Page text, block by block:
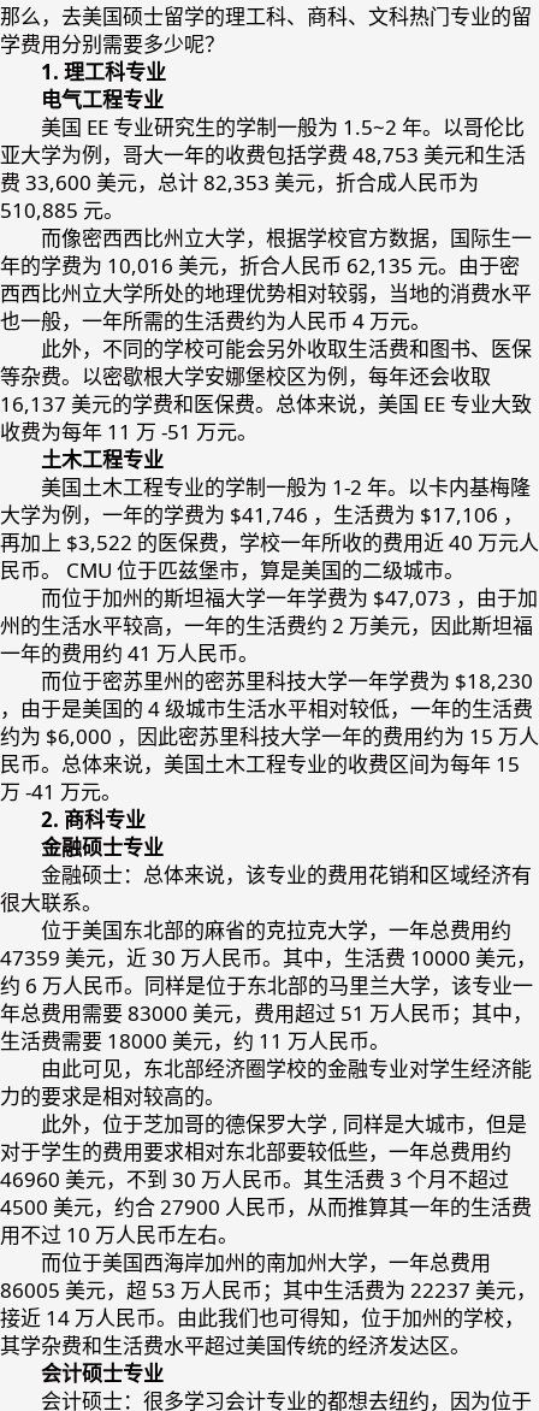
那么，去美国硕士留学的理工科、商科、文科热门专业的留
学费用分别需要多少呢？
1. 理工科专业
电气工程专业
美国 EE 专业研究生的学制一般为 1.5~2 年。以哥伦比
亚大学为例，哥大一年的收费包括学费 48,753 美元和生活
费 33,600 美元，总计 82,353 美元，折合成人民币为
510,885 元。
而像密西西比州立大学，根据学校官方数据，国际生一
年的学费为 10,016 美元，折合人民币 62,135 元。由于密
西西比州立大学所处的地理优势相对较弱，当地的消费水平
也一般，一年所需的生活费约为人民币 4 万元。
此外，不同的学校可能会另外收取生活费和图书、医保
等杂费。以密歇根大学安娜堡校区为例，每年还会收取
16,137 美元的学费和医保费。总体来说，美国 EE 专业大致
收费为每年 11 万 -51 万元。
土木工程专业
美国土木工程专业的学制一般为 1-2 年。以卡内基梅隆
大学为例，一年的学费为 $41,746 ，生活费为 $17,106 ，
再加上 $3,522 的医保费，学校一年所收的费用近 40 万元人
民币。 CMU 位于匹兹堡市，算是美国的二级城市。
而位于加州的斯坦福大学一年学费为 $47,073 ，由于加
州的生活水平较高，一年的生活费约 2 万美元，因此斯坦福
一年的费用约 41 万人民币。
而位于密苏里州的密苏里科技大学一年学费为 $18,230
，由于是美国的 4 级城市生活水平相对较低，一年的生活费
约为 $6,000 ，因此密苏里科技大学一年的费用约为 15 万人
民币。总体来说，美国土木工程专业的收费区间为每年 15
万 -41 万元。
2. 商科专业
金融硕士专业
金融硕士：总体来说，该专业的费用花销和区域经济有
很大联系。
位于美国东北部的麻省的克拉克大学，一年总费用约
47359 美元，近 30 万人民币。其中，生活费 10000 美元，
约 6 万人民币。同样是位于东北部的马里兰大学，该专业一
年总费用需要 83000 美元，费用超过 51 万人民币；其中，
生活费需要 18000 美元，约 11 万人民币。
由此可见，东北部经济圈学校的金融专业对学生经济能
力的要求是相对较高的。
此外，位于芝加哥的德保罗大学 , 同样是大城市，但是
对于学生的费用要求相对东北部要较低些，一年总费用约
46960 美元，不到 30 万人民币。其生活费 3 个月不超过
4500 美元，约合 27900 人民币，从而推算其一年的生活费
用不过 10 万人民币左右。
而位于美国西海岸加州的南加州大学，一年总费用
86005 美元，超 53 万人民币；其中生活费为 22237 美元，
接近 14 万人民币。由此我们也可得知，位于加州的学校，
其学杂费和生活费水平超过美国传统的经济发达区。
会计硕士专业
会计硕士：很多学习会计专业的都想去纽约，因为位于